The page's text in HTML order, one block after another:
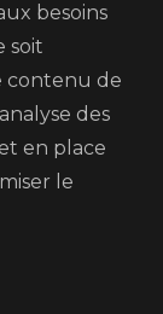
besoins
soit
contenu de
des
en place
le